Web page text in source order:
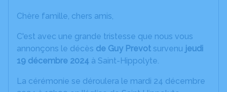
Chère famille, chers amis,
C'est avec une grande tristesse que nous vous
annonçons le décès de Guy Prevot survenu jeudi
19 décembre 2024 à Saint-Hippolyte.
La cérémonie se déroulera le mardi 24 décembre